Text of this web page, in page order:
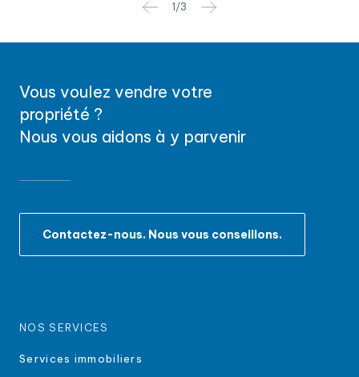
1 /3
Vous voulez vendre votre
propriété ?
Nous vous aidons à y parvenir
Contactez-nous. Nous vous conseillons.
NOS SERVICES
Services immobiliers